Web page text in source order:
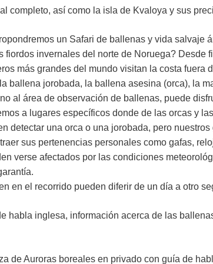
completo, así como la isla de Kvaloya y sus
un Safari de ballenas y vida salvaje
invernales del norte de Noruega? Desde
más grandes del mundo visitan la costa fuera
ballena jorobada, la ballena asesina (orca), la
al área de observación de ballenas, puede
a lugares específicos donde de las orcas y
detectar una orca o una jorobada, pero
sus pertenencias personales como gafas,
verse afectados por las condiciones
en el recorrido pueden diferir de un día a otro
habla inglesa, información acerca de las
de Auroras boreales en privado con guía de